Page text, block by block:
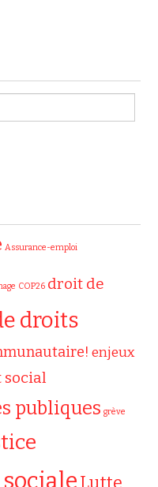
Assurance-emploi
COP26 droit de
droits
enjeux
publiques grève